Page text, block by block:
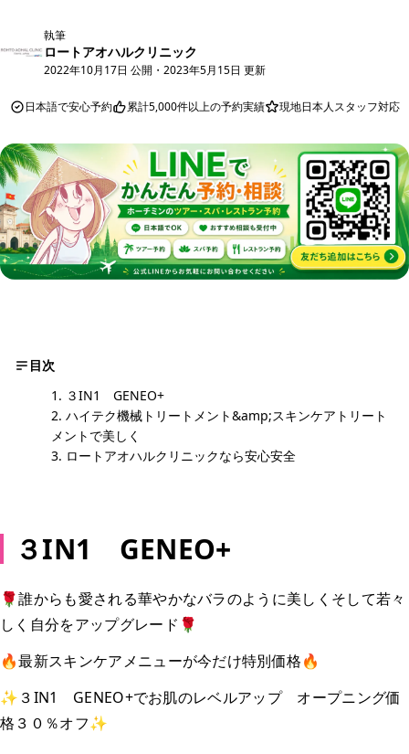
執筆
ロートアオハルクリニック
2022年10月17日 公開 ・ 2023年5月15日 更新
日本語で安心予約 累計5,000件以上の予約実績 現地日本人スタッフ対応
目次
３IN1 GENEO+
ハイテク機械トリートメント&amp;スキンケアトリート
メントで美しく
ロートアオハルクリニックなら安心安全
３IN1 GENEO+
🌹誰からも愛される華やかなバラのように美しくそして若々
しく自分をアップグレード🌹
🔥最新スキンケアメニューが今だけ特別価格🔥
✨３IN1 GENEO+でお肌のレベルアップ オープニング価
格３０％オフ✨